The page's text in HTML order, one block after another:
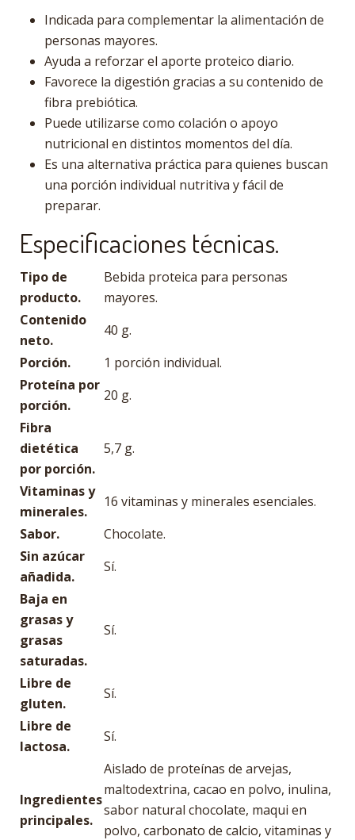
Indicada para complementar la alimentación de
personas mayores.
Ayuda a reforzar el aporte proteico diario.
Favorece la digestión gracias a su contenido de
fibra prebiótica.
Puede utilizarse como colación o apoyo
nutricional en distintos momentos del día.
Es una alternativa práctica para quienes buscan
una porción individual nutritiva y fácil de
preparar.
Especificaciones técnicas.
Tipo de
producto.
Bebida proteica para personas
mayores.
Contenido
neto.
40 g.
Porción.
1 porción individual.
Proteína por
porción.
20 g.
Fibra
dietética
por porción.
5,7 g.
Vitaminas y
minerales.
16 vitaminas y minerales esenciales.
Sabor.
Chocolate.
Sin azúcar
añadida.
Sí.
Baja en
grasas y
grasas
saturadas.
Sí.
Libre de
gluten.
Sí.
Libre de
lactosa.
Sí.
Ingredientes
principales.
Aislado de proteínas de arvejas,
maltodextrina, cacao en polvo, inulina,
sabor natural chocolate, maqui en
polvo, carbonato de calcio, vitaminas y